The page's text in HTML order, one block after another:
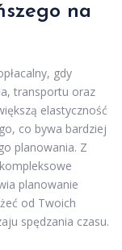
na
gdy
transportu oraz
elastyczność
co bywa bardziej
planowania. Z
planowanie
od Twoich
spędzania czasu.